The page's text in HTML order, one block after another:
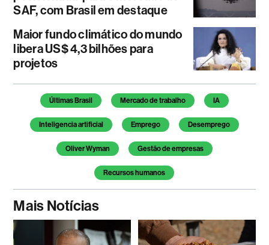
SAF, com Brasil em destaque
Maior fundo climático do mundo
libera US$ 4,3 bilhões para
projetos
Temas deste artigo
Últimas Brasil Mercado de trabalho IA
Inteligencia artificial Emprego Desemprego
Oliver Wyman Gestão de empresas
Recursos humanos
Mais Notícias